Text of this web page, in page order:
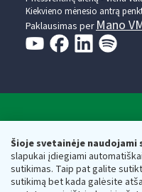
Šioje svetainėje naudojami
slapukai įdiegiami
sutikimas. Taip pat galite
sutikimą bet kada galėsite
Kiekvieno mėnesio antrą
Paklausimas per Mano
Respublikos finansų
Biudžetinė įstaiga. Juridinio
adresas: Vasario 16-osios g.